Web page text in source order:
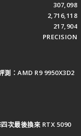
307,098
2,716,118
217,904
PRECISION
測：AMD R9 9950X3D2
次最後換來 RTX 5090